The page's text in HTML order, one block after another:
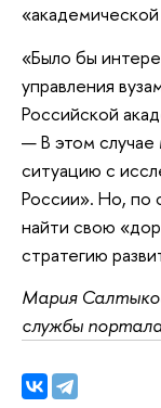
«Было бы
управления
Российской
— В этом
ситуацию с
России». Но, по
найти свою
стратегию
Мария
службы